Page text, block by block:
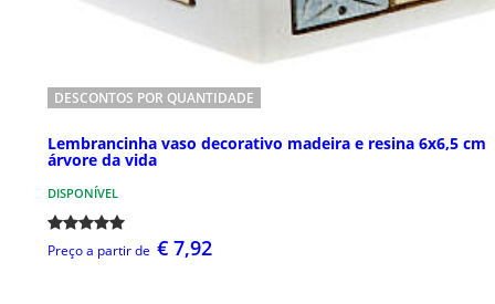
DESCONTOS POR QUANTIDADE
Lembrancinha vaso decorativo madeira e resina 6x6,5 cm
árvore da vida
DISPONÍVEL
Preço a partir de € 7,92